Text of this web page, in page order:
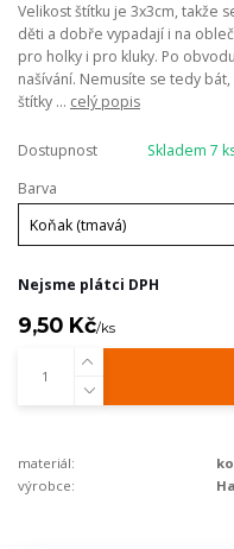
Velikost štítku je 3x3cm, takže
děti a dobře vypadají i na
pro holky i pro kluky. Po
našívání. Nemusíte se tedy
štítky ... celý popis
Dostupnost
Skladem 7
Barva
Nejsme plátci DPH
9,50 Kč/ks
materiál:
výrobce: